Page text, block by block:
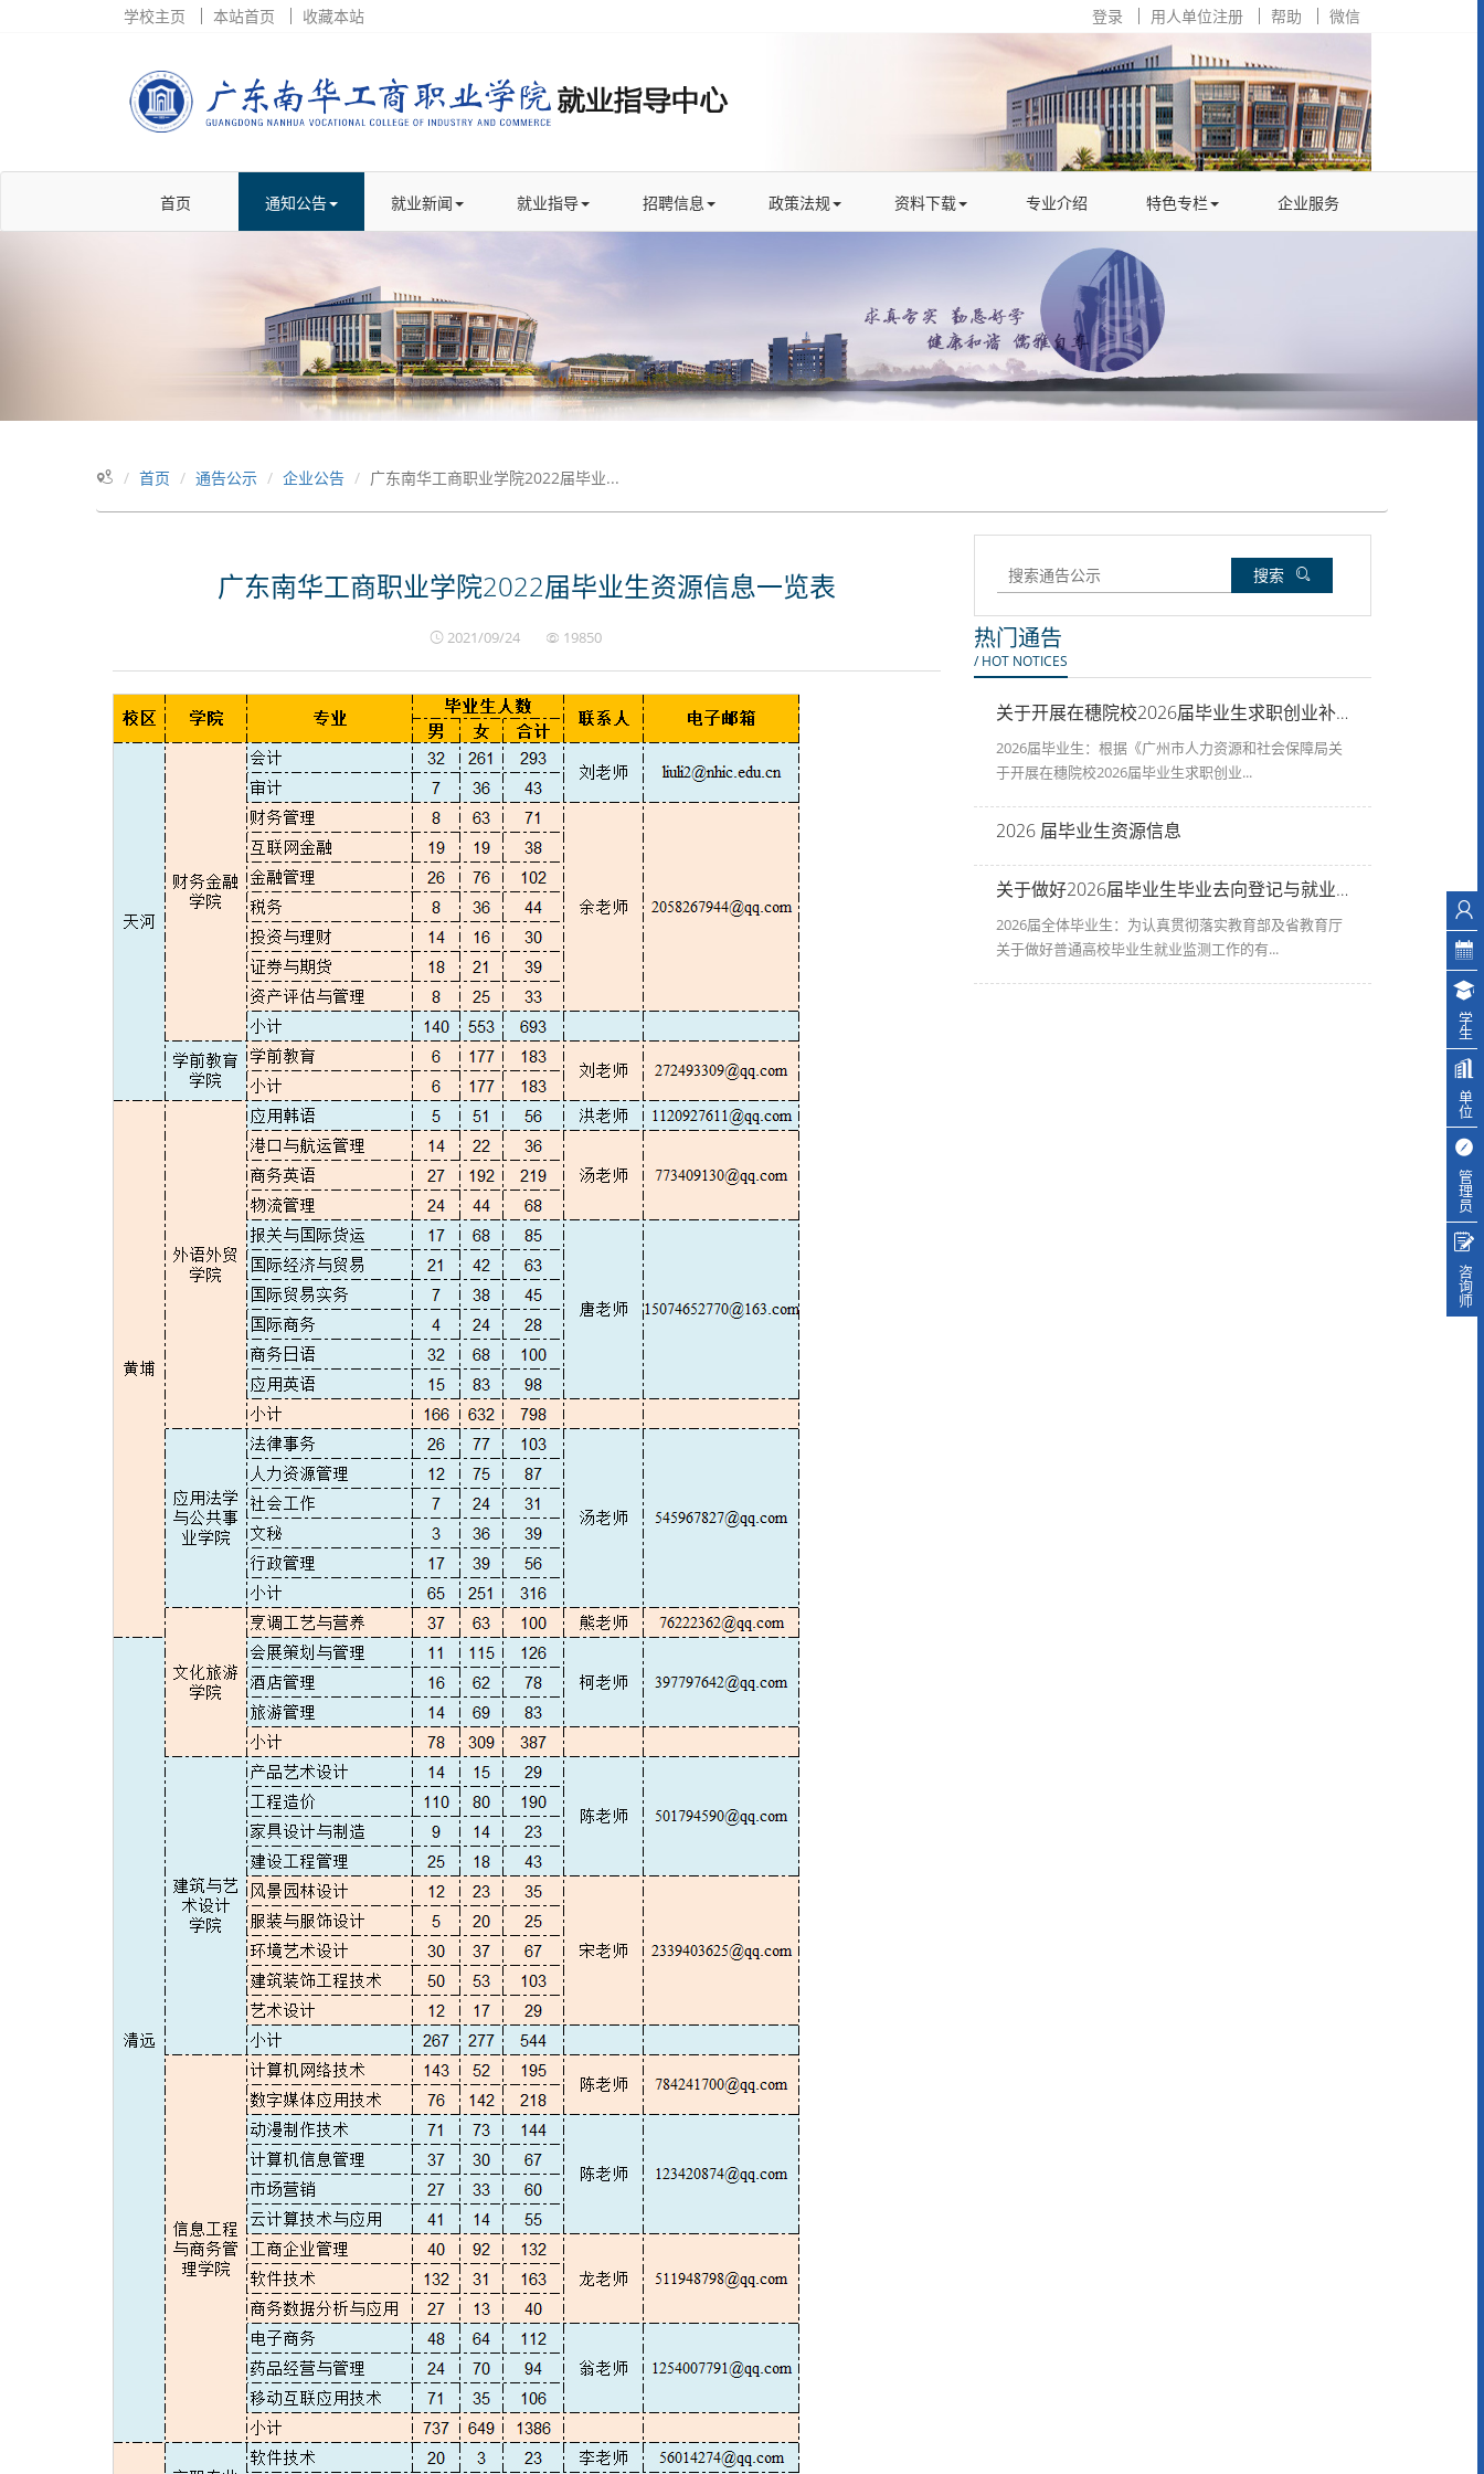
学校主页 本站首页 收藏本站 登录 用人单位注册 帮助 微信
首页 通知公告 就业新闻 就业指导 招聘信息 政策法规 资料下载 专业介绍 特色专栏 企业服务
首页 通告公示 企业公告 广东南华工商职业学院2022届毕业...
广东南华工商职业学院2022届毕业生资源信息一览表
2021/09/24 19850
搜索
热门通告
/ HOT NOTICES
关于开展在穗院校2026届毕业生求职创业补贴 申领工作的通知
2026届毕业生：根据《广州市人力资源和社会保障局关
于开展在穗院校2026届毕业生求职创业...
2026 届毕业生资源信息
关于做好2026届毕业生毕业去向登记与就业信息监测工作的通知
2026届全体毕业生：为认真贯彻落实教育部及省教育厅
关于做好普通高校毕业生就业监测工作的有...
学生
单位
管理员
咨询师